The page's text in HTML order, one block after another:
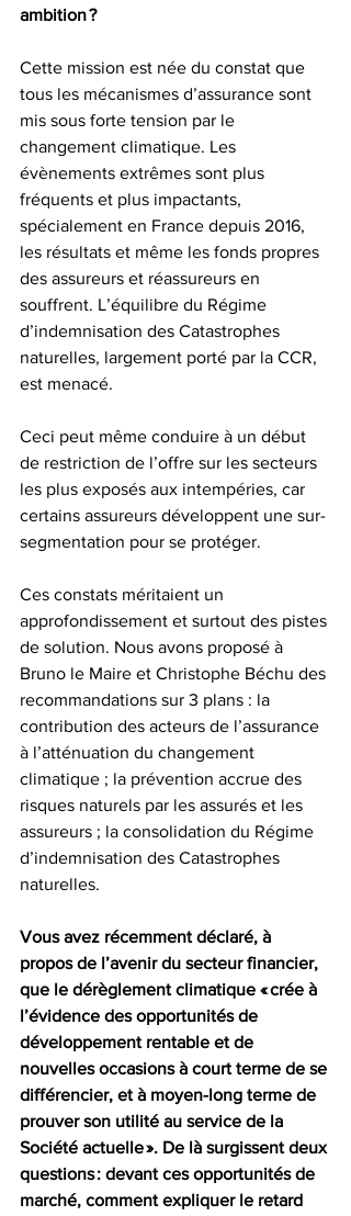
ambition ?
Cette mission est née du constat que
tous les mécanismes d’assurance sont
mis sous forte tension par le
changement climatique. Les
évènements extrêmes sont plus
fréquents et plus impactants,
spécialement en France depuis 2016,
les résultats et même les fonds propres
des assureurs et réassureurs en
souffrent. L’équilibre du Régime
d’indemnisation des Catastrophes
naturelles, largement porté par la CCR,
est menacé.
Ceci peut même conduire à un début
de restriction de l’offre sur les secteurs
les plus exposés aux intempéries, car
certains assureurs développent une sur-
segmentation pour se protéger.
Ces constats méritaient un
approfondissement et surtout des pistes
de solution. Nous avons proposé à
Bruno le Maire et Christophe Béchu des
recommandations sur 3 plans : la
contribution des acteurs de l’assurance
à l’atténuation du changement
climatique ; la prévention accrue des
risques naturels par les assurés et les
assureurs ; la consolidation du Régime
d’indemnisation des Catastrophes
naturelles.
Vous avez récemment déclaré, à
propos de l’avenir du secteur financier,
que le dérèglement climatique « crée à
l’évidence des opportunités de
développement rentable et de
nouvelles occasions à court terme de se
différencier, et à moyen-long terme de
prouver son utilité au service de la
Société actuelle ». De là surgissent deux
questions : devant ces opportunités de
marché, comment expliquer le retard